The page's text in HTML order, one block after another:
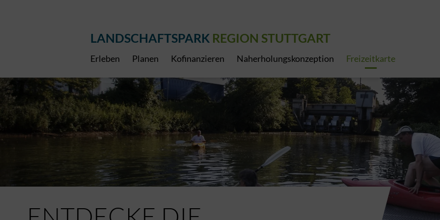
LANDSCHAFTSPARK REGION STUTTGART
Erleben Planen Kofinanzieren Naherholungskonzeption Freizeitkarte